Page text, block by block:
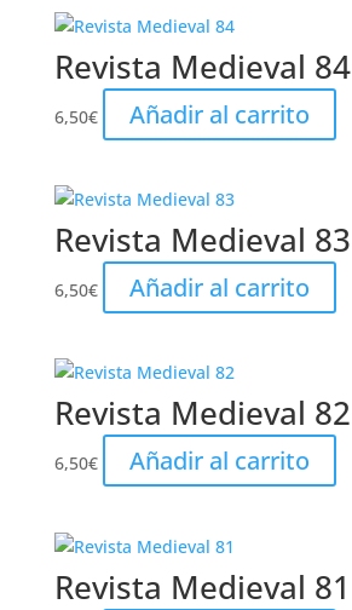
Revista Medieval 84
6,50€ Añadir al carrito
Revista Medieval 83
6,50€ Añadir al carrito
Revista Medieval 82
6,50€ Añadir al carrito
Revista Medieval 81